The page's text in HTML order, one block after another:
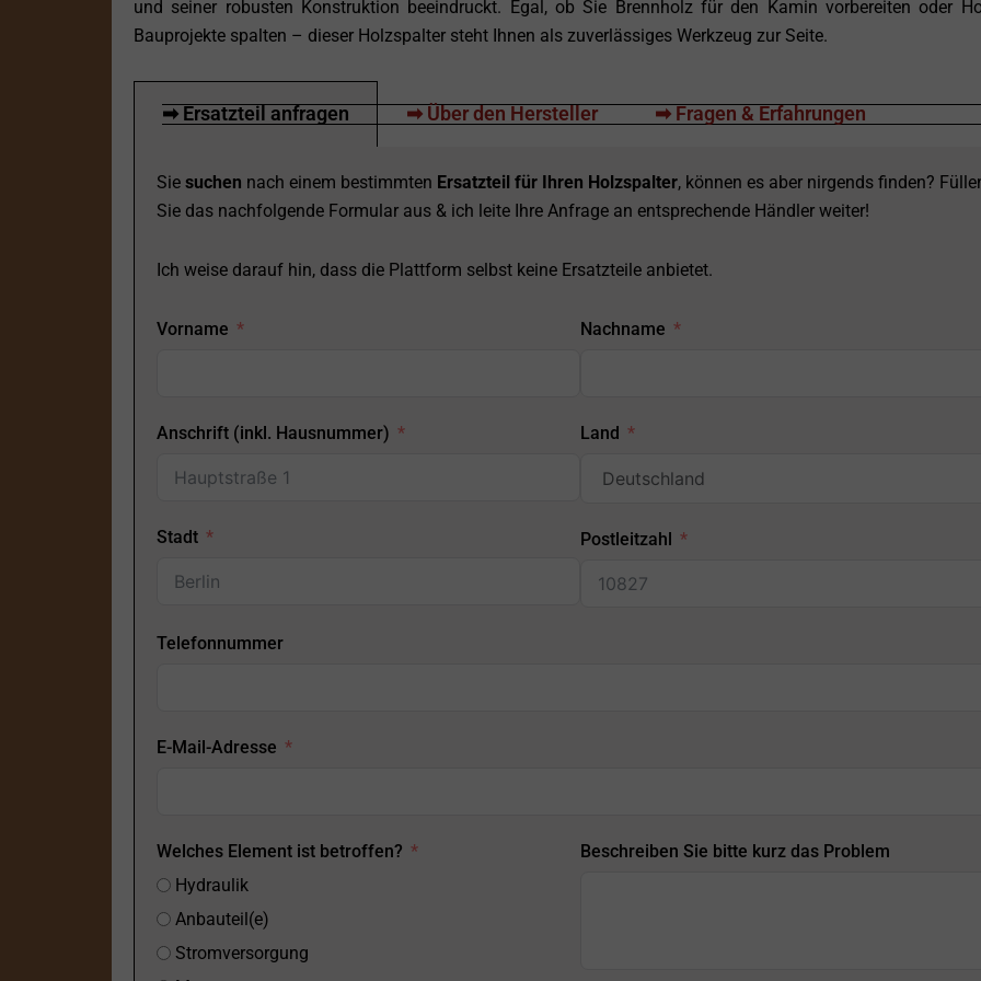
und seiner robusten Konstruktion beeindruckt. Egal, ob Sie Brennholz für den Kamin vorbereiten oder
Bauprojekte spalten – dieser Holzspalter steht Ihnen als zuverlässiges Werkzeug zur Seite.
➡ Ersatzteil anfragen ➡ Über den Hersteller ➡ Fragen & Erfahrungen
Sie suchen nach einem bestimmten Ersatzteil für Ihren Holzspalter, können es aber nirgends finden?
Sie das nachfolgende Formular aus & ich leite Ihre Anfrage an entsprechende Händler weiter!
Ich weise darauf hin, dass die Plattform selbst keine Ersatzteile anbietet.
Vorname Nachname
Anschrift (inkl. Hausnummer)
Stadt
Land
Postleitzahl
Telefonnummer
E-Mail-Adresse
Welches Element ist betroffen?
Hydraulik
Anbauteil(e)
Stromversorgung
Beschreiben Sie bitte kurz das Problem